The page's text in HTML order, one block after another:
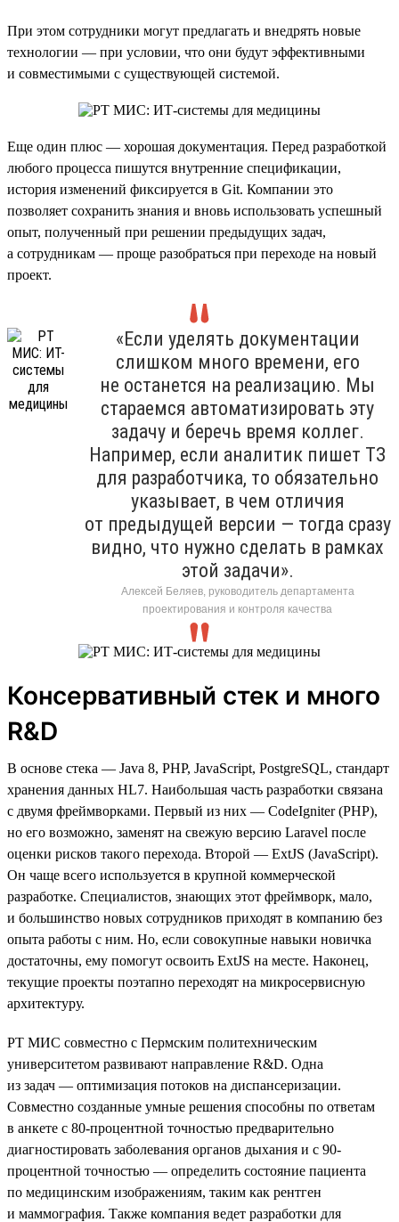
При этом сотрудники могут предлагать и внедрять новые
технологии — при условии, что они будут эффективными
и совместимыми с существующей системой.
Еще один плюс — хорошая документация. Перед разработкой
любого процесса пишутся внутренние спецификации,
история изменений фиксируется в Git. Компании это
позволяет сохранить знания и вновь использовать успешный
опыт, полученный при решении предыдущих задач,
а сотрудникам — проще разобраться при переходе на новый
проект.
«Если уделять документации
слишком много времени, его
не останется на реализацию. Мы
стараемся автоматизировать эту
задачу и беречь время коллег.
Например, если аналитик пишет ТЗ
для разработчика, то обязательно
указывает, в чем отличия
от предыдущей версии — тогда сразу
видно, что нужно сделать в рамках
этой задачи».
Алексей Беляев, руководитель департамента
проектирования и контроля качества
Консервативный стек и много
R&D
В основе стека — Java 8, PHP, JavaScript, PostgreSQL, стандарт
хранения данных HL7. Наибольшая часть разработки связана
с двумя фреймворками. Первый из них — CodeIgniter (PHP),
но его возможно, заменят на свежую версию Laravel после
оценки рисков такого перехода. Второй — ExtJS (JavaScript).
Он чаще всего используется в крупной коммерческой
разработке. Специалистов, знающих этот фреймворк, мало,
и большинство новых сотрудников приходят в компанию без
опыта работы с ним. Но, если совокупные навыки новичка
достаточны, ему помогут освоить ExtJS на месте. Наконец,
текущие проекты поэтапно переходят на микросервисную
архитектуру.
РТ МИС совместно с Пермским политехническим
университетом развивают направление R&D. Одна
из задач — оптимизация потоков на диспансеризации.
Совместно созданные умные решения способны по ответам
в анкете с 80-процентной точностью предварительно
диагностировать заболевания органов дыхания и с 90-
процентной точностью — определить состояние пациента
по медицинским изображениям, таким как рентген
и маммография. Также компания ведет разработки для